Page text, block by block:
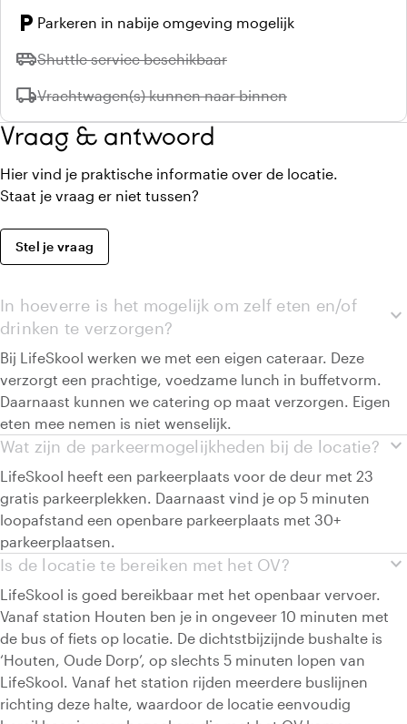
local_parking Parkeren in nabije omgeving mogelijk
airport_shuttleNiet beschikbaar:
Shuttle service beschikbaar
local_shippingNiet beschikbaar:
Vrachtwagen(s) kunnen naar binnen
Vraag & antwoord
Hier vind je praktische informatie over de locatie.
Staat je vraag er niet tussen?
Stel je vraag
expand_more
In hoeverre is het mogelijk om zelf eten en/of
drinken te verzorgen?
Bij LifeSkool werken we met een eigen cateraar. Deze
verzorgt een prachtige, voedzame lunch in buffetvorm.
Daarnaast kunnen we catering op maat verzorgen. Eigen
eten mee nemen is niet wenselijk.
expand_more
Wat zijn de parkeermogelijkheden bij de locatie?
LifeSkool heeft een parkeerplaats voor de deur met 23
gratis parkeerplekken. Daarnaast vind je op 5 minuten
loopafstand een openbare parkeerplaats met 30+
parkeerplaatsen.
expand_more
Is de locatie te bereiken met het OV?
LifeSkool is goed bereikbaar met het openbaar vervoer.
Vanaf station Houten ben je in ongeveer 10 minuten met
de bus of fiets op locatie. De dichtstbijzijnde bushalte is
‘Houten, Oude Dorp’, op slechts 5 minuten lopen van
LifeSkool. Vanaf het station rijden meerdere buslijnen
richting deze halte, waardoor de locatie eenvoudig